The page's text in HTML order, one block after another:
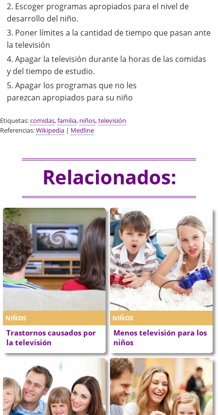
Escoger programas apropiados para el nivel de
desarrollo del niño.
Poner límites a la cantidad de tiempo que pasan ante
la televisión
Apagar la televisión durante la horas de las comidas
y del tiempo de estudio.
Apagar los programas que no les
parezcan apropiados para su niño
Etiquetas:comidas,familia, niños,televisión
Referencias:Wikipedia | Medline
Relacionados:
NIÑOS
Trastornos causados por
la televisión
NIÑOS
Menos televisión para los
niños